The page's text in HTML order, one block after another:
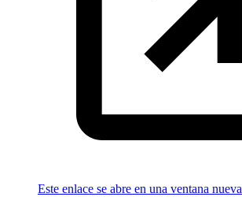
Este enlace se abre en una ventana nueva